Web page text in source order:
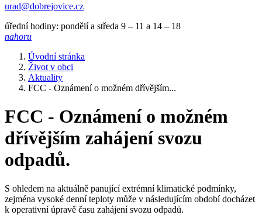
urad@dobrejovice.cz
úřední hodiny: pondělí a středa 9 – 11 a 14 – 18
nahoru
Úvodní stránka
Život v obci
Aktuality
FCC - Oznámení o možném dřívějším...
FCC - Oznámení o možném
dřívějším zahájení svozu
odpadů.
S ohledem na aktuálně panující extrémní klimatické podmínky,
zejména vysoké denní teploty může v následujícím období docházet
k operativní úpravě času zahájení svozu odpadů.